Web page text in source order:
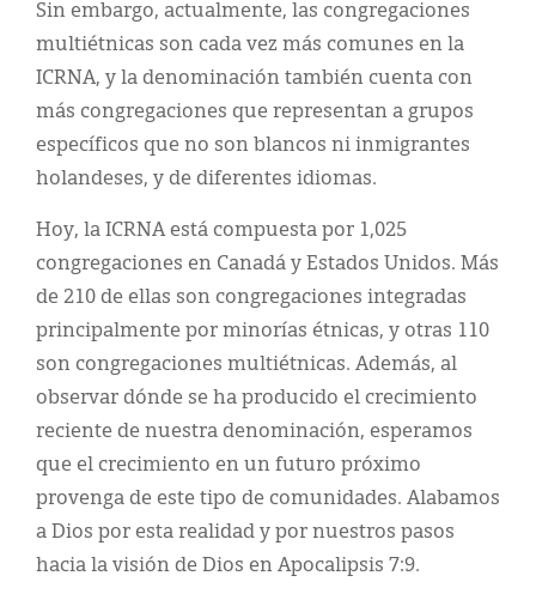
Sin embargo, actualmente, las congregaciones
multiétnicas son cada vez más comunes en la
ICRNA, y la denominación también cuenta con
más congregaciones que representan a grupos
específicos que no son blancos ni inmigrantes
holandeses, y de diferentes idiomas.
Hoy, la ICRNA está compuesta por 1,025
congregaciones en Canadá y Estados Unidos. Más
de 210 de ellas son congregaciones integradas
principalmente por minorías étnicas, y otras 110
son congregaciones multiétnicas. Además, al
observar dónde se ha producido el crecimiento
reciente de nuestra denominación, esperamos
que el crecimiento en un futuro próximo
provenga de este tipo de comunidades. Alabamos
a Dios por esta realidad y por nuestros pasos
hacia la visión de Dios en Apocalipsis 7:9.